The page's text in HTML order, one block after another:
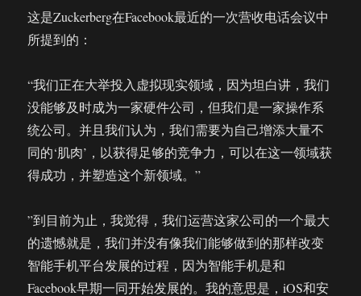
这是Zuckerberg在Facebook最近的一次营收电话会议中
所提到的：
“我们正在大举投入虚拟现实领域，因为坦白讲，我们
没能够及时成为一家硬件公司，但我们是一家操作系
统公司。并且我们认为，我们需要为自己增添大量不
同的‘肌肉’，以获得足够的竞争力，可以在这一领域获
得成功，并塑造这个新领域。”
”到目前为止，我觉得，我们运营这家公司的一个最大
的遗憾就是，我们并没有像我们能够做到的那样改变
智能手机平台发展的过程，因为智能手机是和
Facebook早期一同开始发展的。我的意思是，iOS和安